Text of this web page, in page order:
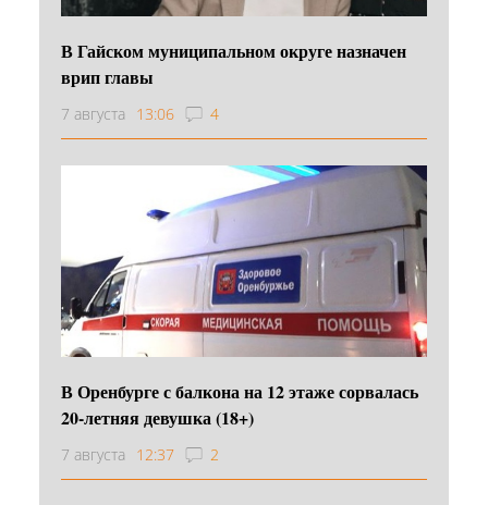
В Гайском муниципальном округе назначен
врип главы
7 августа 13:06 4
В Оренбурге с балкона на 12 этаже сорвалась
20-летняя девушка (18+)
7 августа 12:37 2